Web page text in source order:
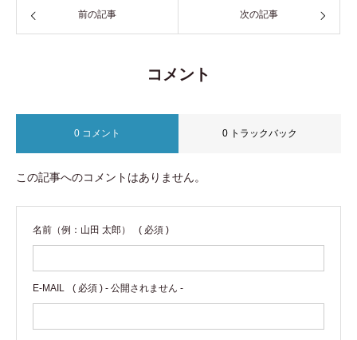
前の記事 次の記事
コメント
0 コメント 0 トラックバック
この記事へのコメントはありません。
名前（例：山田 太郎） ( 必須 )
E-MAIL ( 必須 ) - 公開されません -